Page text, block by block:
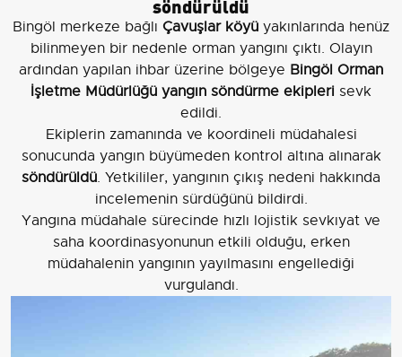
Bingöl merkeze bağlı Çavuşlar köyü yakınlarında henüz
bilinmeyen bir nedenle orman yangını çıktı. Olayın
ardından yapılan ihbar üzerine bölgeye Bingöl Orman
İşletme Müdürlüğü yangın söndürme ekipleri sevk
edildi.
Ekiplerin zamanında ve koordineli müdahalesi
sonucunda yangın büyümeden kontrol altına alınarak
söndürüldü. Yetkililer, yangının çıkış nedeni hakkında
incelemenin sürdüğünü bildirdi.
Yangına müdahale sürecinde hızlı lojistik sevkıyat ve
saha koordinasyonunun etkili olduğu, erken
müdahalenin yangının yayılmasını engellediği
vurgulandı.